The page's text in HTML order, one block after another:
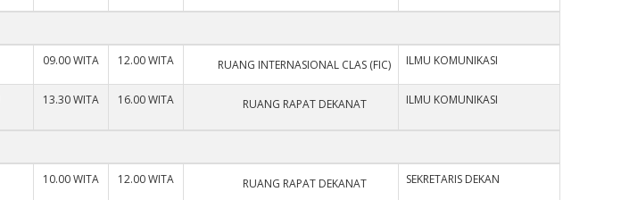
09.00 WITA 12.00 WITA RUANG INTERNASIONAL CLAS (FIC) ILMU KOMUNIKASI
13.30 WITA 16.00 WITA RUANG RAPAT DEKANAT ILMU KOMUNIKASI
10.00 WITA 12.00 WITA RUANG RAPAT DEKANAT SEKRETARIS DEKAN